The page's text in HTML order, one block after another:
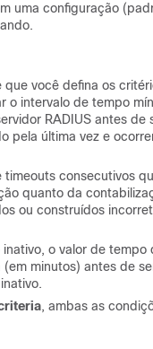
uma configuração
você defina os
o intervalo de tempo
RADIUS antes
pela última vez e
consecutivos
quanto da
ou construídos
o valor de
minutos) antes de
, ambas as